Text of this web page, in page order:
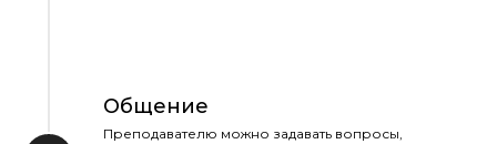
Общение
Преподавателю можно задавать вопросы,